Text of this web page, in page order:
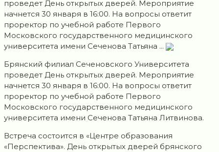
проведет День открытых дверей. Мероприятие
начнется 30 января в 16:00. На вопросы ответит
проректор по учебной работе Первого
Московского государственного медицинского
университета имени Сеченова Татьяна ...
Брянский филиал Сеченовского Университета
проведет День открытых дверей. Мероприятие
начнется 30 января в 16:00. На вопросы ответит
проректор по учебной работе Первого
Московского государственного медицинского
университета имени Сеченова Татьяна Литвинова.
Встреча состоится в «Центре образования
«Перспектива». День открытых дверей брянского